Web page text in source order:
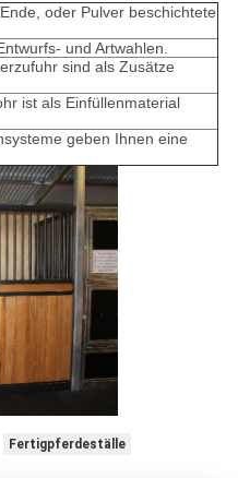
oder Pulver beschichtete
und Artwahlen.
sind als Zusätze
ist als Einfüllenmaterial
geben Ihnen eine
Fertigpferdeställe